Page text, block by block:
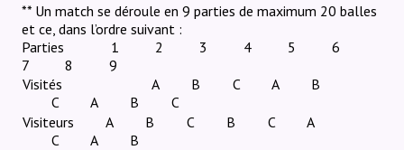
** Un match se déroule en 9 parties de maximum 20 balles
et ce, dans l’ordre suivant :
Parties
1 2 3 4 5
6
7
8
9
Visités
A B C A
B
C
A B
C
Visiteurs
A B C B C
A
C
A B